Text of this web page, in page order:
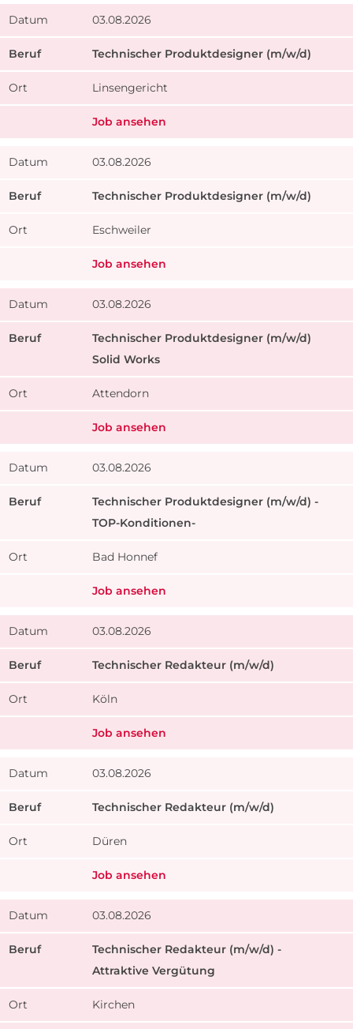
03.08.2026
Technischer Produktdesigner (m/w/d)
Linsengericht
Job ansehen
03.08.2026
Technischer Produktdesigner (m/w/d)
Eschweiler
Job ansehen
03.08.2026
Technischer Produktdesigner (m/w/d)
Solid Works
Attendorn
Job ansehen
03.08.2026
Technischer Produktdesigner (m/w/d) -
TOP-Konditionen-
Bad Honnef
Job ansehen
03.08.2026
Technischer Redakteur (m/w/d)
Köln
Job ansehen
03.08.2026
Technischer Redakteur (m/w/d)
Düren
Job ansehen
03.08.2026
Technischer Redakteur (m/w/d) -
Attraktive Vergütung
Kirchen